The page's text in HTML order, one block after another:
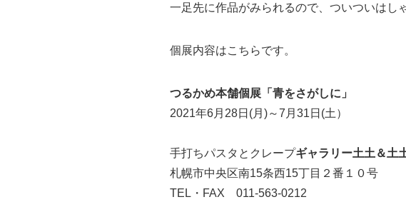
一足先に作品がみられるので、ついついはし
個展内容はこちらです。
つるかめ本舗個展​「青をさがしに」
2021年6月28日(月)～7月31日(土）
手打ちパスタとクレープギャラリー土土＆土
札幌市中央区南15条西15丁目２番１０号
TEL・FAX 011-563-0212